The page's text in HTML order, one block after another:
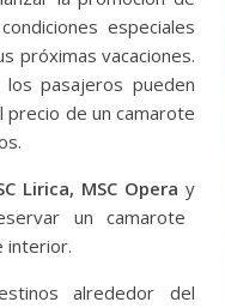
especiales
próximas vacaciones.
pasajeros pueden
precio de un camarote
Lirica, MSC Opera y
un camarote
interior.
alrededor del